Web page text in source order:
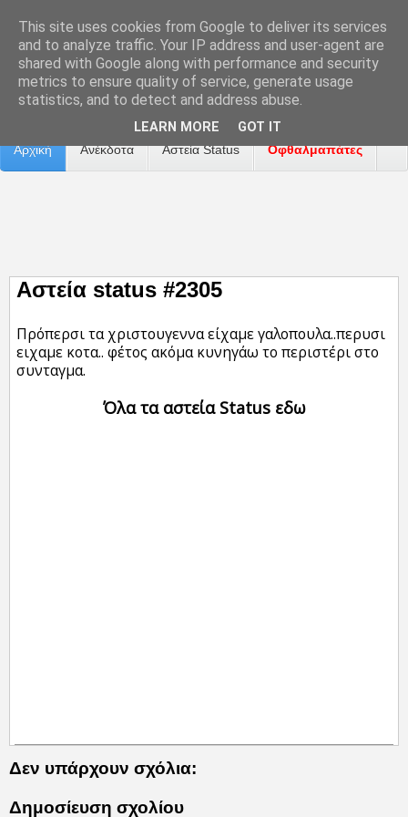
Επικοινωνία Διαφήμιση Αναφορά Προβλήματος
Αρχική Ανέκδοτα Αστεία Status Οφθαλμαπάτες
Αστεία status #2305
Πρόπερσι τα χριστουγεννα είχαμε γαλοπουλα..περυσι
ειχαμε κοτα.. φέτος ακόμα κυνηγάω το περιστέρι στο
συνταγμα.
Όλα τα αστεία Status εδω
Δεν υπάρχουν σχόλια:
Δημοσίευση σχολίου
This site uses cookies from Google to deliver its services
and to analyze traffic. Your IP address and user-agent are
shared with Google along with performance and security
metrics to ensure quality of service, generate usage
statistics, and to detect and address abuse.
LEARN MORE GOT IT